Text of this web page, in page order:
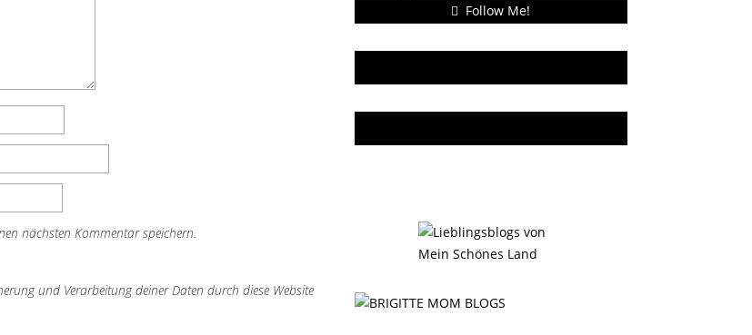
nächsten Kommentar speichern.
und Verarbeitung deiner Daten durch diese Website
Follow Me!